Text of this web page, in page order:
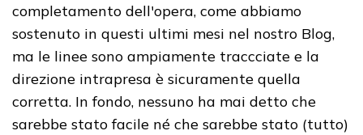
completamento dell'opera, come abbiamo
sostenuto in questi ultimi mesi nel nostro Blog,
ma le linee sono ampiamente traccciate e la
direzione intrapresa è sicuramente quella
corretta. In fondo, nessuno ha mai detto che
sarebbe stato facile né che sarebbe stato (tutto)